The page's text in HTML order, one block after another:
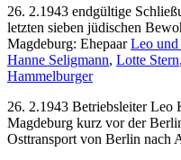
26. 2.1943 endgültige
letzten sieben jüdischen
Magdeburg: EhepaarLeo
Hanne Seligmann, Lotte Stern,
Hammelburger
26. 2.1943 Betriebsleiter Leo
Magdeburg kurz vor der
Osttransport von Berlin nach